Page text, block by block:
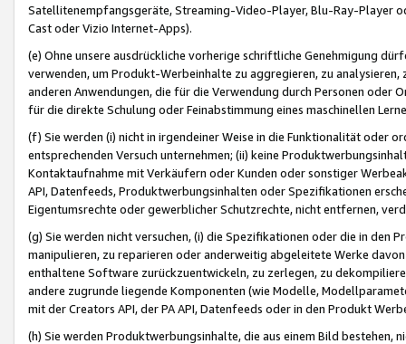
Satellitenempfangsgeräte, Streaming-Video-Player, Blu-Ray-Player
Cast oder Vizio Internet-Apps).
(e) Ohne unsere ausdrückliche vorherige schriftliche Genehmigung
verwenden, um Produkt-Werbeinhalte zu aggregieren, zu
anderen Anwendungen, die für die Verwendung durch Personen
für die direkte Schulung oder Feinabstimmung eines maschinellen
(f) Sie werden (i) nicht in irgendeiner Weise in die Funktionalität oder
entsprechenden Versuch unternehmen; (ii) keine
Kontaktaufnahme mit Verkäufern oder Kunden oder sonstiger
API, Datenfeeds, Produktwerbungsinhalten oder Spezifikationen
Eigentumsrechte oder gewerblicher Schutzrechte, nicht entfernen,
(g) Sie werden nicht versuchen, (i) die Spezifikationen oder die in
manipulieren, zu reparieren oder anderweitig abgeleitete Werke
enthaltene Software zurückzuentwickeln, zu zerlegen, zu
andere zugrunde liegende Komponenten (wie Modelle,
mit der Creators API, der PA API, Datenfeeds oder in den Produkt
(h) Sie werden Produktwerbungsinhalte, die aus einem Bild bestehen,